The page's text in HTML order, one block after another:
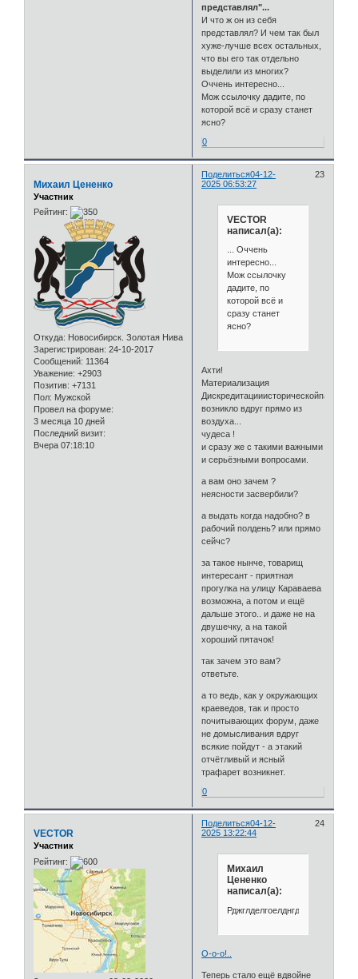
представлял"...
И что ж он из себя
представлял? И чем так был
хуже-лучше всех остальных,
что вы его так отдельно
выделили из многих?
Оччень интересно...
Мож ссылочку дадите, по
которой всё и сразу станет
ясно?
0
Поделиться 23
04-12-
2025 06:53:27
Михаил Цененко
Участник
Рейтинг:
Откуда: Новосибирск. Золотая Нива
Зарегистрирован: 24-10-2017
Сообщений: 11364
Уважение: +2903
Позитив: +7131
Пол: Мужской
Провел на форуме:
3 месяца 10 дней
Последний визит:
Вчера 07:18:10
VECTOR
написал(а):
... Оччень
интересно...
Мож ссылочку
дадите, по
которой всё и
сразу станет
ясно?
Ахти!
Материализация
возникло вдруг прямо из
воздуха...
чудеса !
и сразу же с такими важными
и серьёзными вопросами.
а вам оно зачем ?
неясности засвербили?
а выдать когда надобно? в
рабочий полдень? или прямо
сейчс?
за такое нынче, товарищ
интересант - приятная
прогулка на улицу Караваева
возможна, а потом и ещё
дальше этого.. и даже не на
двушечку, а на такой
хороший пятачок!
так зачем это вам?
ответьте.
а то ведь, как у окружающих
краеведов, так и просто
почитывающих форум, даже
не домысливания вдруг
всякие пойдут - а этакий
отчётливый и ясный
трафарет возникнет.
0
Поделиться 24
04-12-
2025 13:22:44
VECTOR
Участник
Рейтинг:
Михаил
Цененко
написал(а):
О-о-о!..
Теперь стало ещё вдвойне